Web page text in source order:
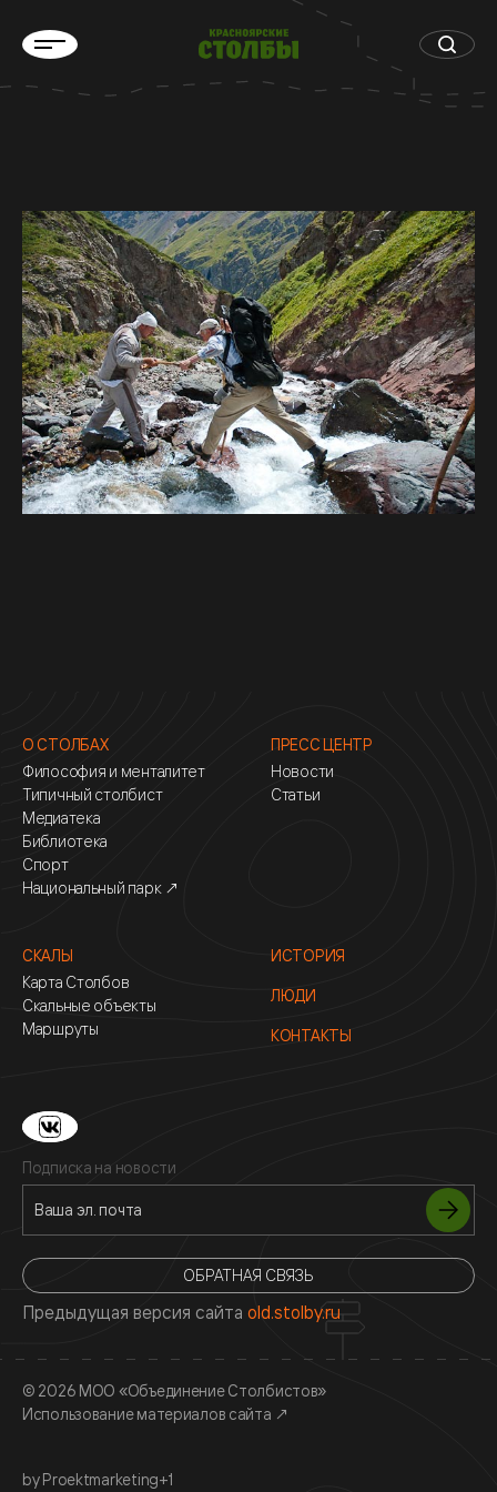
О СТОЛБАХ
Философия и менталитет
Типичный столбист
Медиатека
Библиотека
Спорт
Национальный парк ↗
ПРЕСС ЦЕНТР
Новости
Статьи
СКАЛЫ
Карта Столбов
Скальные объекты
Маршруты
ИСТОРИЯ
ЛЮДИ
КОНТАКТЫ
Подписка на новости
ОБРАТНАЯ СВЯЗЬ
Предыдущая версия сайта old.stolby.ru
© 2026 МОО «Объединение Столбистов»
Использование материалов сайта ↗
by Proektmarketing+1